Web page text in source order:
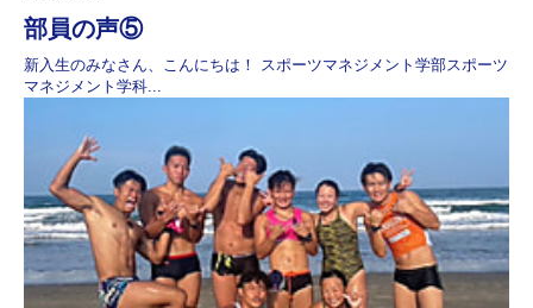
部員の声⑤
新入生のみなさん、こんにちは！ スポーツマネジメント学部スポーツ
マネジメント学科...